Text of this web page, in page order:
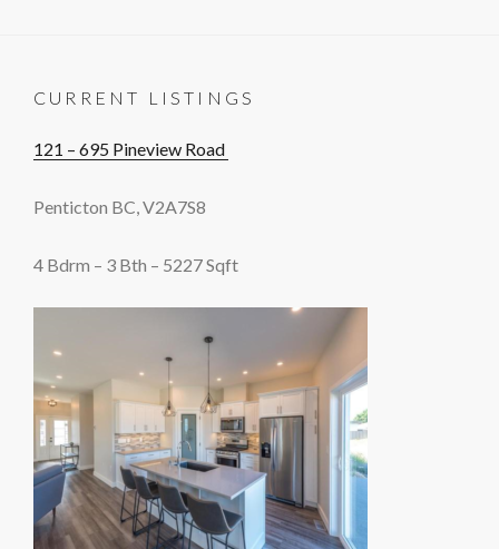
CURRENT LISTINGS
121 – 695 Pineview Road
Penticton BC, V2A7S8
4 Bdrm – 3 Bth – 5227 Sqft